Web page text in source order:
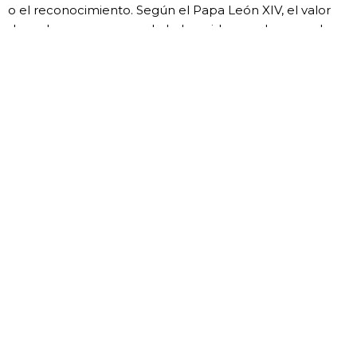
o el reconocimiento. Según el Papa León XIV, el valor
de cada persona nace de haber sido creada y amada